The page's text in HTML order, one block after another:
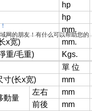
网的朋友！有什么可以帮助您的
hp
hp
mm.
x宽)
mm.
重/毛重)
Kgs.
單 位
寸(长x宽) mm
動量
左右 mm
前後
mm